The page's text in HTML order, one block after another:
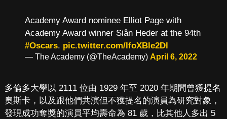
Academy Award nominee Elliot Page with
Academy Award winner Siân Heder at the 94th
#Oscars. pic.twitter.com/lfoXBle2Dl
— The Academy (@TheAcademy) April 6, 2022
多倫多大學以 2111 位由 1929 年至 2020 年期間曾獲提名
奧斯卡，以及跟他們共演但不獲提名的演員為研究對象，
發現成功奪獎的演員平均壽命為 81 歲，比其他人多出 5